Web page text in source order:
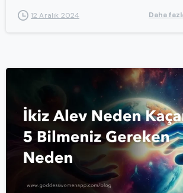
12 Aralık 2024 Daha